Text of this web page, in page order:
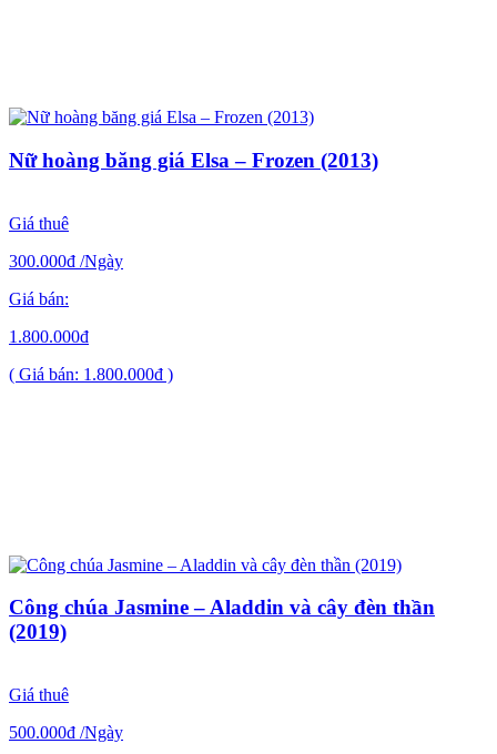
Nữ hoàng băng giá Elsa – Frozen (2013)
Giá thuê
300.000đ /Ngày
Giá bán:
1.800.000đ
( Giá bán: 1.800.000đ )
Công chúa Jasmine – Aladdin và cây đèn thần
(2019)
Giá thuê
500.000đ /Ngày